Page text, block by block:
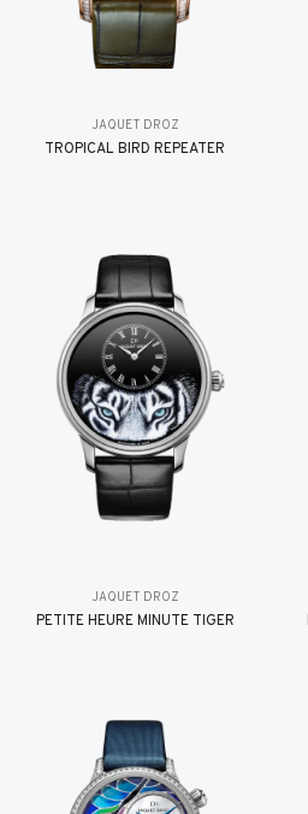
JAQUET DROZ
TROPICAL BIRD REPEATER
JAQUET DROZ
PETITE HEURE MINUTE TIGER